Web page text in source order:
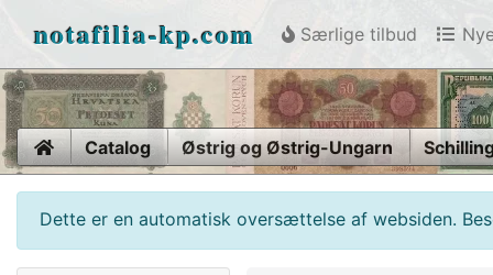
notafilia-kp.com Særlige tilbud
HomeCatalog Østrig og Østrig-Ungarn
Dette er en automatisk oversættelse af websiden.